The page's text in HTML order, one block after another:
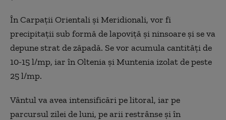
În Carpaţii Orientali şi Meridionali, vor fi
precipitaţii sub formă de lapoviţă şi ninsoare şi se va
depune strat de zăpadă. Se vor acumula cantităţi de
10-15 l/mp, iar în Oltenia şi Muntenia izolat de peste
25 l/mp.
Vântul va avea intensificări pe litoral, iar pe
parcursul zilei de luni, pe arii restrânse şi în